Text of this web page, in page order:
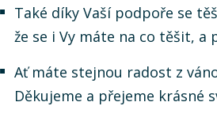
Také díky Vaší podpoře se
že se i Vy máte na co těšit,
Ať máte stejnou radost z
Děkujeme a přejeme krásné